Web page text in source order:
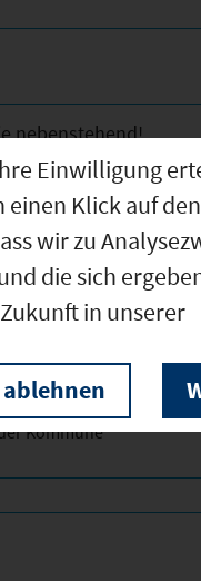
nebenstehend!
Kommune
Einwilligung
einen Klick auf
wir zu
die sich
in unserer